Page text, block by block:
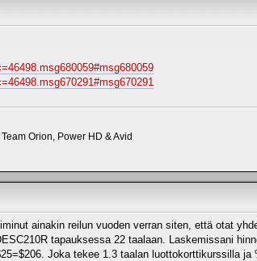
Orion, Power HD & Avid
ainakin reilun vuoden verran siten, että otat
tapauksessa 22 taalaan. Laskemissani
Joka tekee 1.3 taalan luottokorttikurssilla